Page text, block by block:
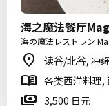
海之魔法餐厅
海の魔法レストラン
读谷/北谷, 冲
各类西洋料理,
3,500 日元